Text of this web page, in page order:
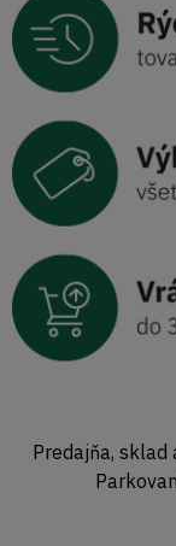
Predajňa, sklad